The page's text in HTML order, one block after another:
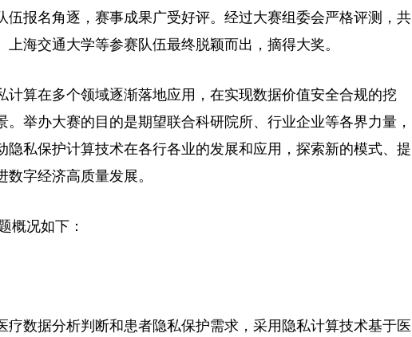
伍报名角逐，赛事成果广受好评。经过大赛组委会严格评测，共
海交通大学等参赛队伍最终脱颖而出，摘得大奖。
计算在多个领域逐渐落地应用，在实现数据价值安全合规的挖
。举办大赛的目的是期望联合科研院所、行业企业等各界力量，
隐私保护计算技术在各行各业的发展和应用，探索新的模式、提
字经济高质量发展。
概况如下：
疗数据分析判断和患者隐私保护需求，采用隐私计算技术基于医